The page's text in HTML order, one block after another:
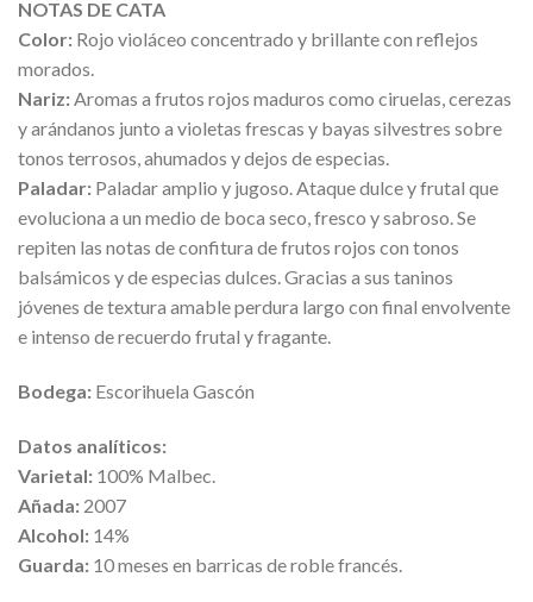
NOTAS DE CATA
Color: Rojo violáceo concentrado y brillante con reflejos
morados.
Nariz:Aromas a frutos rojos maduros como ciruelas, cerezas
y arándanos junto a violetas frescas y bayas silvestres sobre
tonos terrosos, ahumados y dejos de especias.
Paladar: Paladar amplio y jugoso. Ataque dulce y frutal que
evoluciona a un medio de boca seco, fresco y sabroso. Se
repiten las notas de confitura de frutos rojos con tonos
balsámicos y de especias dulces. Gracias a sus taninos
jóvenes de textura amable perdura largo con final envolvente
e intenso de recuerdo frutal y fragante.
Bodega: Escorihuela Gascón
Datos analíticos:
Varietal: 100% Malbec.
Añada: 2007
Alcohol: 14%
Guarda: 10 meses en barricas de roble francés.